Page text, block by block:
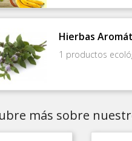
Hierbas
1 productos
más sobre